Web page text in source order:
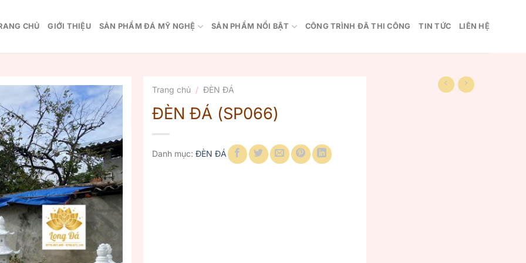
CHỦ GIỚI THIỆU SẢN PHẨM ĐÁ MỸ NGHỆ SẢN PHẨM NỔI BẬT CÔNG TRÌNH ĐÃ THI CÔNG TIN TỨC LIÊN HỆ
Trang chủ / ĐÈN ĐÁ
ĐÈN ĐÁ (SP066)
Danh mục: ĐÈN ĐÁ